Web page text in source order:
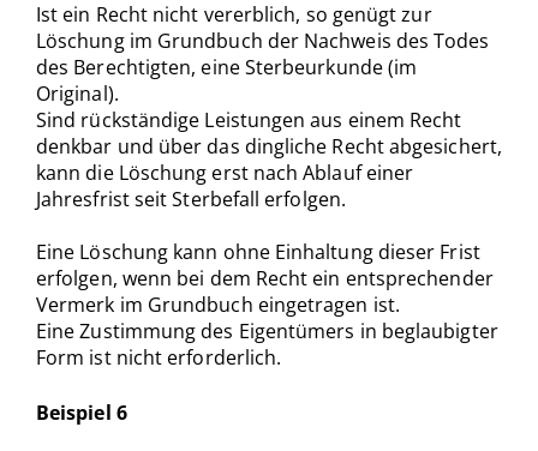
Ist ein Recht nicht vererblich, so genügt zur
Löschung im Grundbuch der Nachweis des Todes
des Berechtigten, eine Sterbeurkunde (im
Original).
Sind rückständige Leistungen aus einem Recht
denkbar und über das dingliche Recht abgesichert,
kann die Löschung erst nach Ablauf einer
Jahresfrist seit Sterbefall erfolgen.
Eine Löschung kann ohne Einhaltung dieser Frist
erfolgen, wenn bei dem Recht ein entsprechender
Vermerk im Grundbuch eingetragen ist.
Eine Zustimmung des Eigentümers in beglaubigter
Form ist nicht erforderlich.
Beispiel 6